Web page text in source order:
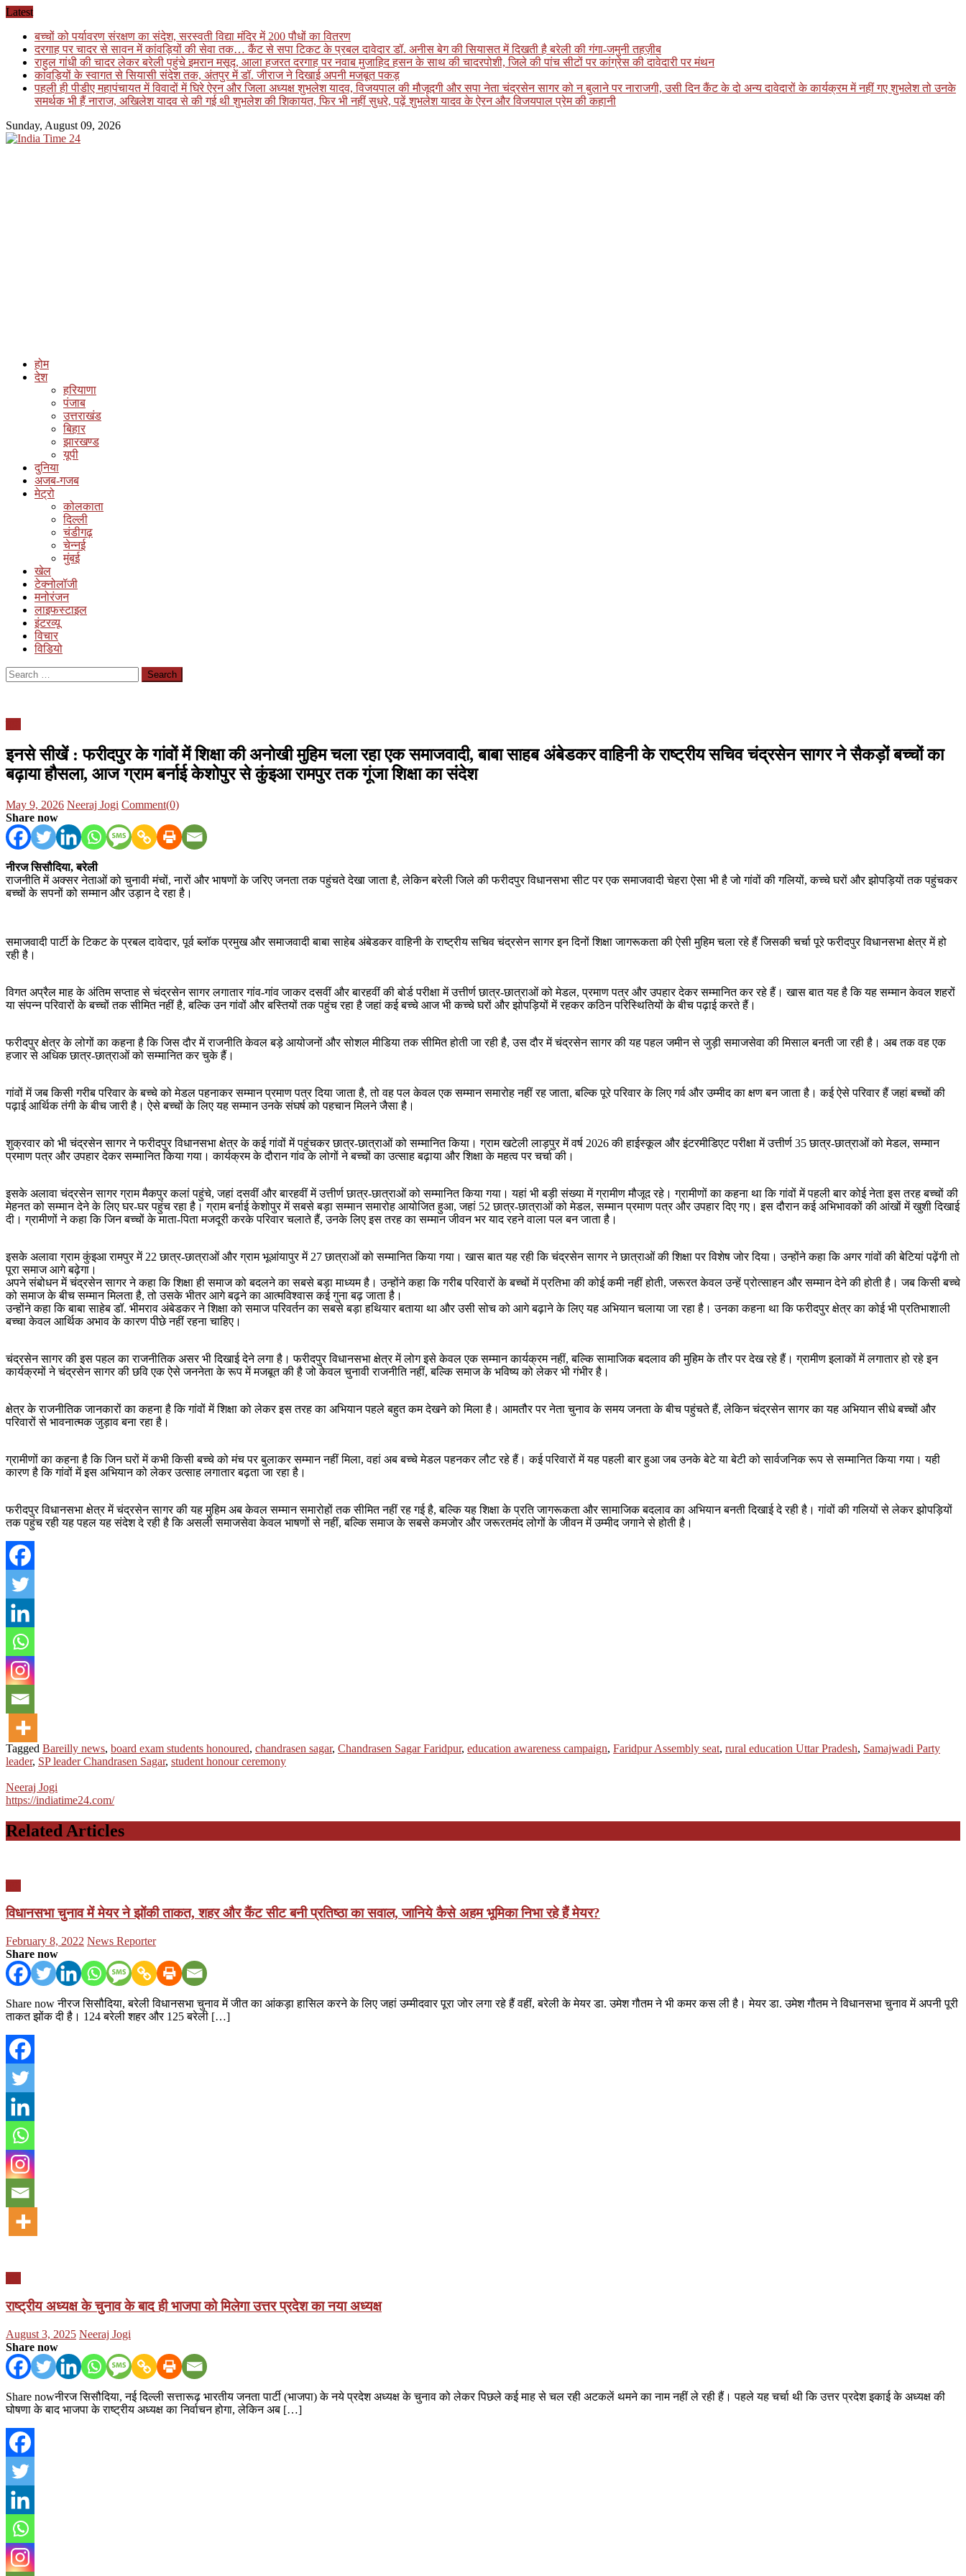
Skip
content
Latest
बच्चों को पर्यावरण संरक्षण का संदेश, सरस्वती विद्या मंदिर में 200 पौधों का वितरण
दरगाह पर चादर से सावन में कांवड़ियों की सेवा तक… कैंट से सपा टिकट के प्रबल दावेदार डॉ. अनीस बेग की सियासत में दिखती है बरेली की गंगा-जमुनी तहज़ीब
राहुल गांधी की चादर लेकर बरेली पहुंचे इमरान मसूद, आला हजरत दरगाह पर नवाब मुजाहिद हसन के साथ की चादरपोशी, जिले की पांच सीटों पर कांग्रेस की दावेदारी पर मंथन
कांवड़ियों के स्वागत से सियासी संदेश तक, अंतपुर में डॉ. जीराज ने दिखाई अपनी मजबूत पकड़
पहली ही पीडीए महापंचायत में विवादों में घिरे ऐरन और जिला अध्यक्ष शुभलेश यादव, विजयपाल की मौजूदगी और सपा नेता चंद्रसेन सागर को न बुलाने पर नाराजगी, उसी दिन कैंट के दो अन्य दावेदारों के कार्यक्रम में नहीं गए शुभलेश तो उनके
समर्थक भी हैं नाराज, अखिलेश यादव से की गई थी शुभलेश की शिकायत, फिर भी नहीं सुधरे, पढ़ें शुभलेश यादव के ऐरन और विजयपाल प्रेम की कहानी
Sunday, August 09, 2026
होम
देश
हरियाणा
पंजाब
उत्तराखंड
बिहार
झारखण्ड
यूपी
दुनिया
अजब-गजब
मेट्रो
कोलकाता
दिल्ली
चंडीगढ़
चेन्नई
मुंबई
खेल
टेक्नोलॉजी
मनोरंजन
लाइफस्टाइल
इंटरव्यू
विचार
विडियो
Search
for:
इनसे सीखें : फरीदपुर के गांवों में शिक्षा की अनोखी मुहिम चला रहा एक समाजवादी, बाबा साहब अंबेडकर वाहिनी के राष्ट्रीय सचिव चंद्रसेन सागर ने सैकड़ों बच्चों का
बढ़ाया हौसला, आज ग्राम बर्नाई केशोपुर से कुंइआ रामपुर तक गूंजा शिक्षा का संदेश
Posted
on
May 9, 2026 Author
Neeraj Jogi Comment(0)
Share now
नीरज सिसौदिया, बरेली
राजनीति में अक्सर नेताओं को चुनावी मंचों, नारों और भाषणों के जरिए जनता तक पहुंचते देखा जाता है, लेकिन बरेली जिले की फरीदपुर विधानसभा सीट पर एक समाजवादी चेहरा ऐसा भी है जो गांवों की गलियों, कच्चे घरों और झोपड़ियों तक पहुंचकर
बच्चों के सपनों को सम्मान और उड़ान दे रहा है।
समाजवादी पार्टी के टिकट के प्रबल दावेदार, पूर्व ब्लॉक प्रमुख और समाजवादी बाबा साहेब अंबेडकर वाहिनी के राष्ट्रीय सचिव चंद्रसेन सागर इन दिनों शिक्षा जागरूकता की ऐसी मुहिम चला रहे हैं जिसकी चर्चा पूरे फरीदपुर विधानसभा क्षेत्र में हो
रही है।
विगत अप्रैल माह के अंतिम सप्ताह से चंद्रसेन सागर लगातार गांव-गांव जाकर दसवीं और बारहवीं की बोर्ड परीक्षा में उत्तीर्ण छात्र-छात्राओं को मेडल, प्रमाण पत्र और उपहार देकर सम्मानित कर रहे हैं। खास बात यह है कि यह सम्मान केवल शहरों
या संपन्न परिवारों के बच्चों तक सीमित नहीं है, बल्कि उन गांवों और बस्तियों तक पहुंच रहा है जहां कई बच्चे आज भी कच्चे घरों और झोपड़ियों में रहकर कठिन परिस्थितियों के बीच पढ़ाई करते हैं।
फरीदपुर क्षेत्र के लोगों का कहना है कि जिस दौर में राजनीति केवल बड़े आयोजनों और सोशल मीडिया तक सीमित होती जा रही है, उस दौर में चंद्रसेन सागर की यह पहल जमीन से जुड़ी समाजसेवा की मिसाल बनती जा रही है। अब तक वह एक
हजार से अधिक छात्र-छात्राओं को सम्मानित कर चुके हैं।
गांवों में जब किसी गरीब परिवार के बच्चे को मेडल पहनाकर सम्मान प्रमाण पत्र दिया जाता है, तो वह पल केवल एक सम्मान समारोह नहीं रह जाता, बल्कि पूरे परिवार के लिए गर्व और उम्मीद का क्षण बन जाता है। कई ऐसे परिवार हैं जहां बच्चों की
पढ़ाई आर्थिक तंगी के बीच जारी है। ऐसे बच्चों के लिए यह सम्मान उनके संघर्ष को पहचान मिलने जैसा है।
शुक्रवार को भी चंद्रसेन सागर ने फरीदपुर विधानसभा क्षेत्र के कई गांवों में पहुंचकर छात्र-छात्राओं को सम्मानित किया। ग्राम खटेली लाड़पुर में वर्ष 2026 की हाईस्कूल और इंटरमीडिएट परीक्षा में उत्तीर्ण 35 छात्र-छात्राओं को मेडल, सम्मान
प्रमाण पत्र और उपहार देकर सम्मानित किया गया। कार्यक्रम के दौरान गांव के लोगों ने बच्चों का उत्साह बढ़ाया और शिक्षा के महत्व पर चर्चा की।
इसके अलावा चंद्रसेन सागर ग्राम मैकपुर कलां पहुंचे, जहां दसवीं और बारहवीं में उत्तीर्ण छात्र-छात्राओं को सम्मानित किया गया। यहां भी बड़ी संख्या में ग्रामीण मौजूद रहे। ग्रामीणों का कहना था कि गांवों में पहली बार कोई नेता इस तरह बच्चों की
मेहनत को सम्मान देने के लिए घर-घर पहुंच रहा है। ग्राम बर्नाई केशोपुर में सबसे बड़ा सम्मान समारोह आयोजित हुआ, जहां 52 छात्र-छात्राओं को मेडल, सम्मान प्रमाण पत्र और उपहार दिए गए। इस दौरान कई अभिभावकों की आंखों में खुशी दिखाई
दी। ग्रामीणों ने कहा कि जिन बच्चों के माता-पिता मजदूरी करके परिवार चलाते हैं, उनके लिए इस तरह का सम्मान जीवन भर याद रहने वाला पल बन जाता है।
इसके अलावा ग्राम कुंइआ रामपुर में 22 छात्र-छात्राओं और ग्राम भूआंयापुर में 27 छात्राओं को सम्मानित किया गया। खास बात यह रही कि चंद्रसेन सागर ने छात्राओं की शिक्षा पर विशेष जोर दिया। उन्होंने कहा कि अगर गांवों की बेटियां पढ़ेंगी तो
पूरा समाज आगे बढ़ेगा।
अपने संबोधन में चंद्रसेन सागर ने कहा कि शिक्षा ही समाज को बदलने का सबसे बड़ा माध्यम है। उन्होंने कहा कि गरीब परिवारों के बच्चों में प्रतिभा की कोई कमी नहीं होती, जरूरत केवल उन्हें प्रोत्साहन और सम्मान देने की होती है। जब किसी बच्चे
को समाज के बीच सम्मान मिलता है, तो उसके भीतर आगे बढ़ने का आत्मविश्वास कई गुना बढ़ जाता है।
उन्होंने कहा कि बाबा साहेब डॉ. भीमराव अंबेडकर ने शिक्षा को समाज परिवर्तन का सबसे बड़ा हथियार बताया था और उसी सोच को आगे बढ़ाने के लिए यह अभियान चलाया जा रहा है। उनका कहना था कि फरीदपुर क्षेत्र का कोई भी प्रतिभाशाली
बच्चा केवल आर्थिक अभाव के कारण पीछे नहीं रहना चाहिए।
चंद्रसेन सागर की इस पहल का राजनीतिक असर भी दिखाई देने लगा है। फरीदपुर विधानसभा क्षेत्र में लोग इसे केवल एक सम्मान कार्यक्रम नहीं, बल्कि सामाजिक बदलाव की मुहिम के तौर पर देख रहे हैं। ग्रामीण इलाकों में लगातार हो रहे इन
कार्यक्रमों ने चंद्रसेन सागर की छवि एक ऐसे जननेता के रूप में मजबूत की है जो केवल चुनावी राजनीति नहीं, बल्कि समाज के भविष्य को लेकर भी गंभीर है।
क्षेत्र के राजनीतिक जानकारों का कहना है कि गांवों में शिक्षा को लेकर इस तरह का अभियान पहले बहुत कम देखने को मिला है। आमतौर पर नेता चुनाव के समय जनता के बीच पहुंचते हैं, लेकिन चंद्रसेन सागर का यह अभियान सीधे बच्चों और
परिवारों से भावनात्मक जुड़ाव बना रहा है।
ग्रामीणों का कहना है कि जिन घरों में कभी किसी बच्चे को मंच पर बुलाकर सम्मान नहीं मिला, वहां अब बच्चे मेडल पहनकर लौट रहे हैं। कई परिवारों में यह पहली बार हुआ जब उनके बेटे या बेटी को सार्वजनिक रूप से सम्मानित किया गया। यही
कारण है कि गांवों में इस अभियान को लेकर उत्साह लगातार बढ़ता जा रहा है।
फरीदपुर विधानसभा क्षेत्र में चंद्रसेन सागर की यह मुहिम अब केवल सम्मान समारोहों तक सीमित नहीं रह गई है, बल्कि यह शिक्षा के प्रति जागरूकता और सामाजिक बदलाव का अभियान बनती दिखाई दे रही है। गांवों की गलियों से लेकर झोपड़ियों
तक पहुंच रही यह पहल यह संदेश दे रही है कि असली समाजसेवा केवल भाषणों से नहीं, बल्कि समाज के सबसे कमजोर और जरूरतमंद लोगों के जीवन में उम्मीद जगाने से होती है।
Tagged Bareilly news, board exam students honoured, chandrasen sagar, Chandrasen Sagar Faridpur, education awareness campaign, Faridpur Assembly seat, rural education Uttar Pradesh, Samajwadi Party
leader, SP leader Chandrasen Sagar, student honour ceremony
Neeraj Jogi
https://indiatime24.com/
Related Articles
विधानसभा चुनाव में मेयर ने झोंकी ताकत, शहर और कैंट सीट बनी प्रतिष्‍ठा का सवाल, जानिये कैसे अहम भूमिका निभा रहे हैं मेयर?
Posted
on
February 8, 2022 Author
News Reporter
Share now
Share now नीरज सिसौदिया, बरेली विधानसभा चुनाव में जीत का आंकड़ा हासिल करने के लिए जहां उम्‍मीदवार पूरा जोर लगा रहे हैं वहीं, बरेली के मेयर डा. उमेश गौतम ने भी कमर कस ली है। मेयर डा. उमेश गौतम ने विधानसभा चुनाव में अपनी पूरी
ताकत झोंक दी है। 124 बरेली शहर और 125 बरेली […]
राष्ट्रीय अध्यक्ष के चुनाव के बाद ही भाजपा को मिलेगा उत्तर प्रदेश का नया अध्यक्ष
Posted
on
August 3, 2025 Author
Neeraj Jogi
Share now
Share nowनीरज सिसौदिया, नई दिल्ली सत्तारूढ़ भारतीय जनता पार्टी (भाजपा) के नये प्रदेश अध्यक्ष के चुनाव को लेकर पिछले कई माह से चल रही अटकलें थमने का नाम नहीं ले रही हैं। पहले यह चर्चा थी कि उत्तर प्रदेश इकाई के अध्यक्ष की
घोषणा के बाद भाजपा के राष्ट्रीय अध्यक्ष का निर्वाचन होगा, लेकिन अब […]